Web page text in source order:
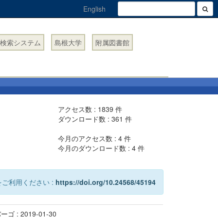
English
索システム 島根大学 附属図書館
アクセス数 : 1839 件
ダウンロード数 :361 件
今月のアクセス数 :4 件
今月のダウンロード数 :4 件
利用ください : https://doi.org/10.24568/45194
ゴ : 2019-01-30